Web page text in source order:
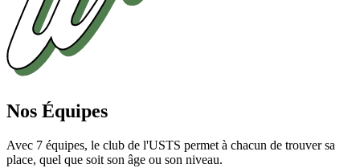
Nos Équipes
Avec 7 équipes, le club de l'USTS permet à chacun de trouver sa
place, quel que soit son âge ou son niveau.